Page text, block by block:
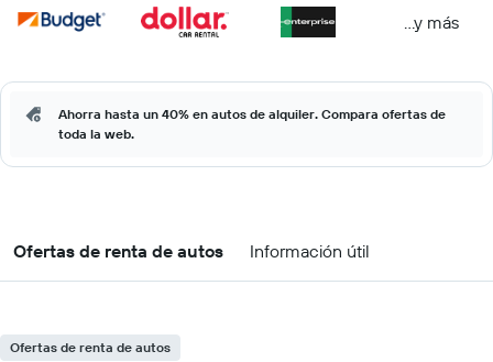
...y más
Ahorra hasta un 40% en autos de alquiler. Compara ofertas de
toda la web.
Ofertas de renta de autos Información útil
Ofertas de renta de autos